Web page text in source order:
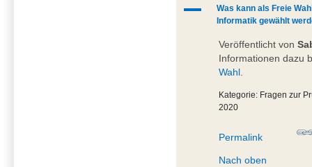
A
Was kann als Freie
Informatik gewählt
Veröffentlicht von
Informationen dazu
Wahl
Kategorie: Fragen zur
2020
Permalink
Nach oben